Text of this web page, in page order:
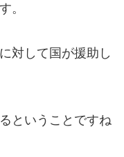
。
対して国が援助し
ということですね